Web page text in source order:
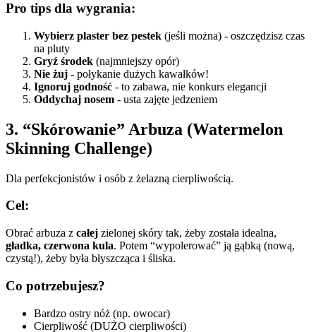
Pro tips dla wygrania:
Wybierz plaster bez pestek (jeśli można) - oszczędzisz czas
na pluty
Gryź środek (najmniejszy opór)
Nie żuj - połykanie dużych kawałków!
Ignoruj godność - to zabawa, nie konkurs elegancji
Oddychaj nosem - usta zajęte jedzeniem
3. “Skórowanie” Arbuza (Watermelon
Skinning Challenge)
Dla perfekcjonistów i osób z żelazną cierpliwością.
Cel:
Obrać arbuza z całej zielonej skóry tak, żeby została idealna,
gładka, czerwona kula. Potem “wypolerować” ją gąbką (nową,
czystą!), żeby była błyszcząca i śliska.
Co potrzebujesz?
Bardzo ostry nóż (np. owocar)
Cierpliwość (DUŻO cierpliwości)